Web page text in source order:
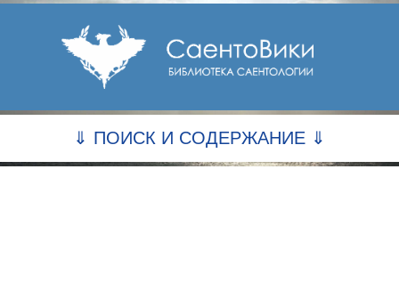
⇓ ПОИСК И СОДЕРЖАНИЕ ⇓